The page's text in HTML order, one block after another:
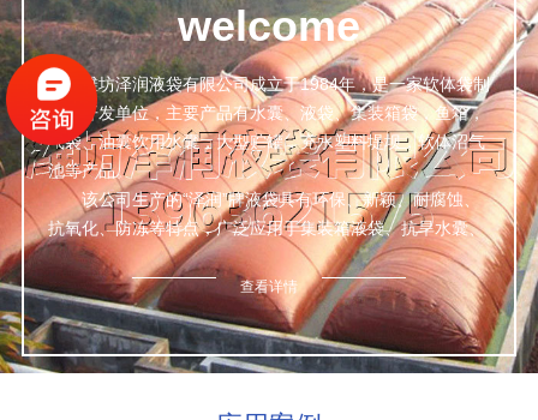
welcome
潍坊泽润液袋有限公司成立于1984年，是一家软体袋制
造，开发单位，主要产品有水囊、液袋、集装箱袋，鱼箱，
气袋、油囊饮用水囊，大型贮罐，充水塑料堤坝，软体沼气
池等产品。
该公司生产的“泽润”牌液袋具有环保、新颖、耐腐蚀、
抗氧化、防冻等特点，广泛应用于集装箱液袋、抗旱水囊、
鱼箱、桥墩预压等数种液体的包装与运输，经众检验，产品
达标。
公司本着诚信为本、质量优良、服务完善的理念，为世
界五大洲四大洋的新老客户上门量身定做一切适合于该公司
非危液体的优质合格产品。
查看详情